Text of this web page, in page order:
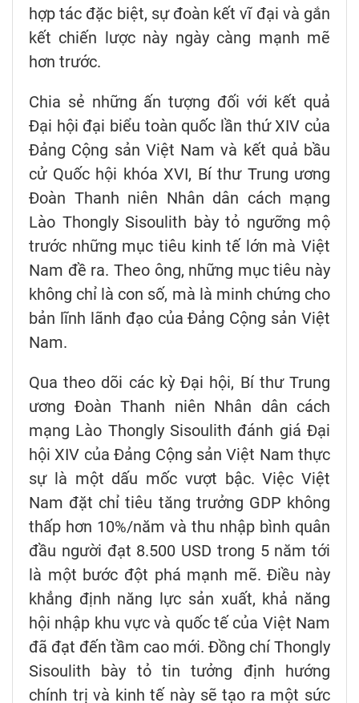
hợp tác đặc biệt, sự đoàn kết vĩ đại và gắn
kết chiến lược này ngày càng mạnh mẽ
hơn trước.
Chia sẻ những ấn tượng đối với kết quả
Đại hội đại biểu toàn quốc lần thứ XIV của
Đảng Cộng sản Việt Nam và kết quả bầu
cử Quốc hội khóa XVI, Bí thư Trung ương
Đoàn Thanh niên Nhân dân cách mạng
Lào Thongly Sisoulith bày tỏ ngưỡng mộ
trước những mục tiêu kinh tế lớn mà Việt
Nam đề ra. Theo ông, những mục tiêu này
không chỉ là con số, mà là minh chứng cho
bản lĩnh lãnh đạo của Đảng Cộng sản Việt
Nam.
Qua theo dõi các kỳ Đại hội, Bí thư Trung
ương Đoàn Thanh niên Nhân dân cách
mạng Lào Thongly Sisoulith đánh giá Đại
hội XIV của Đảng Cộng sản Việt Nam thực
sự là một dấu mốc vượt bậc. Việc Việt
Nam đặt chỉ tiêu tăng trưởng GDP không
thấp hơn 10%/năm và thu nhập bình quân
đầu người đạt 8.500 USD trong 5 năm tới
là một bước đột phá mạnh mẽ. Điều này
khẳng định năng lực sản xuất, khả năng
hội nhập khu vực và quốc tế của Việt Nam
đã đạt đến tầm cao mới. Đồng chí Thongly
Sisoulith bày tỏ tin tưởng định hướng
chính trị và kinh tế này sẽ tạo ra một sức